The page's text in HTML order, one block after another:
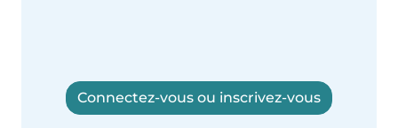
Connectez-vous ou inscrivez-vous